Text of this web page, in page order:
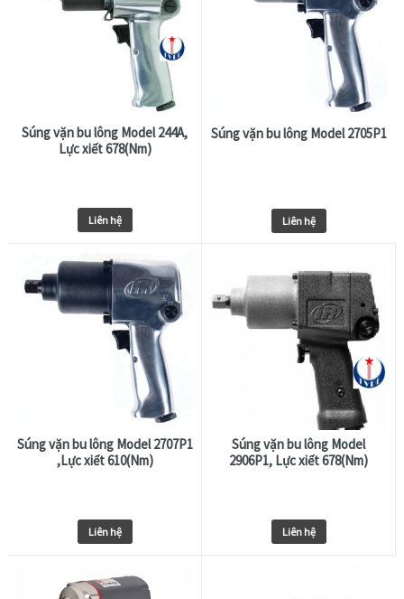
Súng vặn bu lông Model 244A,
Lực xiết 678(Nm)
Liên hệ
Súng vặn bu lông Model 2705P1
Liên hệ
Súng vặn bu lông Model 2707P1
,Lực xiết 610(Nm)
Liên hệ
Súng vặn bu lông Model
2906P1, Lực xiết 678(Nm)
Liên hệ